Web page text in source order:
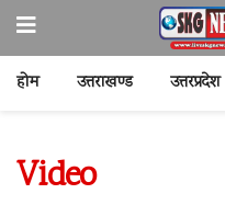
होम उत्तराखण्ड उत्तरप्रदेश
Video